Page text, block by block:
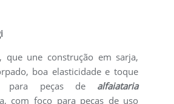
que une construção em sarja,
boa elasticidade e toque
para peças de alfaiataria
com foco para peças de uso